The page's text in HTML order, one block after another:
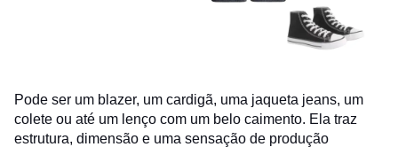
Pode ser um blazer, um cardigã, uma jaqueta jeans, um
colete ou até um lenço com um belo caimento. Ela traz
estrutura, dimensão e uma sensação de produção